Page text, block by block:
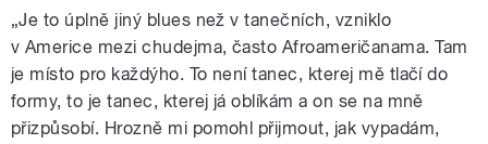
„Je to úplně jiný blues než v tanečních, vzniklo
v Americe mezi chudejma, často Afroameričanama. Tam
je místo pro každýho. To není tanec, kterej mě tlačí do
formy, to je tanec, kterej já oblíkám a on se na mně
přizpůsobí. Hrozně mi pomohl přijmout, jak vypadám,